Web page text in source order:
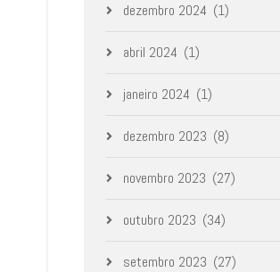
dezembro 2024 (1)
abril 2024 (1)
janeiro 2024 (1)
dezembro 2023 (8)
novembro 2023 (27)
outubro 2023 (34)
setembro 2023 (27)